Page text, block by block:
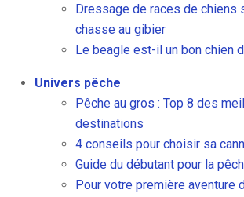
Dressage de races de chiens
chasse au gibier
Le beagle est-il un bon chien
Univers pêche
Pêche au gros : Top 8 des
destinations
4 conseils pour choisir sa
Guide du débutant pour la
Pour votre première aventure